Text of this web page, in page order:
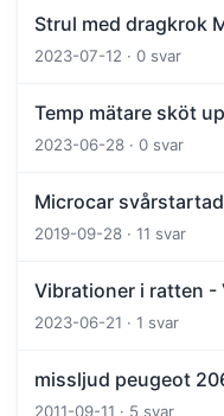
Strul med dragkrok
2023-07-12 · 0 svar
Temp mätare sköt
2023-06-28 · 0 svar
Microcar
2019-09-28 · 11 svar
Vibrationer i ratten -
2023-06-21 · 1 svar
missljud peugeot
2011-09-11 · 5 svar